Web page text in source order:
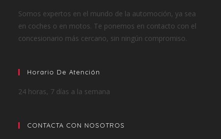
Somos expertos en el mundo de la automoción, ya sea
en coches o en motos. Te ponemos en contacto con el
concesionario más cercano, sin ningún compromiso.
Horario De Atención
24 horas, 7 días a la semana
CONTACTA CON NOSOTROS